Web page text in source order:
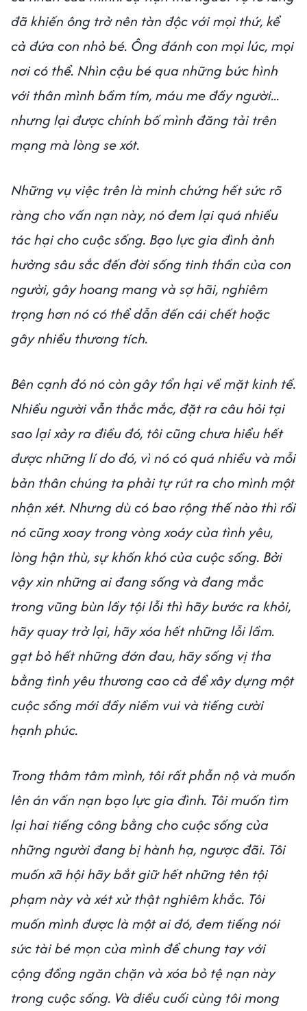
đã khiến ông trở nên tàn độc với mọi thứ, kể
cả đứa con nhỏ bé. Ông đánh con mọi lúc, mọi
nơi có thể. Nhìn cậu bé qua những bức hình
với thân mình bầm tím, máu me đầy người...
nhưng lại được chính bố mình đăng tải trên
mạng mà lòng se xót.
Những vụ việc trên là minh chứng hết sức rõ
ràng cho vấn nạn này, nó đem lại quá nhiều
tác hại cho cuộc sống. Bạo lực gia đình ảnh
hưởng sâu sắc đến đời sống tinh thần của con
người, gây hoang mang và sợ hãi, nghiêm
trọng hơn nó có thể dẫn đến cái chết hoặc
gây nhiều thương tích.
Bên cạnh đó nó còn gây tổn hại về mặt kinh tế.
Nhiều người vẫn thắc mắc, đặt ra câu hỏi tại
sao lại xảy ra điều đó, tôi cũng chưa hiểu hết
được những lí do đó, vì nó có quá nhiều và mỗi
bản thân chúng ta phải tự rút ra cho mình một
nhận xét. Nhưng dù có bao rộng thế nào thì rồi
nó cũng xoay trong vòng xoáy của tình yêu,
lòng hận thù, sự khốn khó của cuộc sống. Bởi
vậy xin những ai đang sống và đang mắc
trong vũng bùn lầy tội lỗi thì hãy bước ra khỏi,
hãy quay trở lại, hãy xóa hết những lỗi lầm.
gạt bỏ hết những đớn đau, hãy sống vị tha
bằng tình yêu thương cao cả để xây dựng một
cuộc sống mới đầy niềm vui và tiếng cười
hạnh phúc.
Trong thâm tâm mình, tôi rất phẫn nộ và muốn
lên án vấn nạn bạo lực gia đình. Tôi muốn tìm
lại hai tiếng công bằng cho cuộc sống của
những người đang bị hành hạ, ngược đãi. Tôi
muốn xã hội hãy bắt giữ hết những tên tội
phạm này và xét xử thật nghiêm khắc. Tôi
muốn mình được là một ai đó, đem tiếng nói
sức tài bé mọn của mình để chung tay với
cộng đồng ngăn chặn và xóa bỏ tệ nạn này
trong cuộc sống. Và điều cuối cùng tôi mong